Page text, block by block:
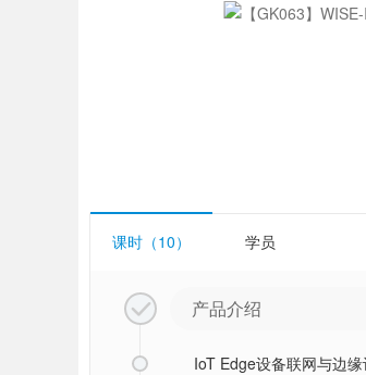
课时（10） 学员
 产品介绍
IoT Edge设备联网与边